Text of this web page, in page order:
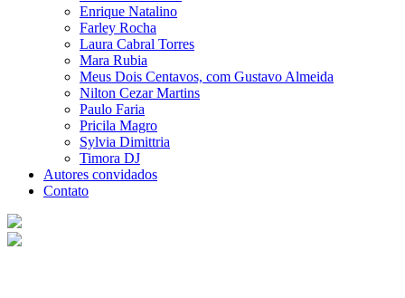
Enrique Natalino
Farley Rocha
Laura Cabral Torres
Mara Rubia
Meus Dois Centavos, com Gustavo Almeida
Nilton Cezar Martins
Paulo Faria
Pricila Magro
Sylvia Dimittria
Timora DJ
Autores convidados
Contato